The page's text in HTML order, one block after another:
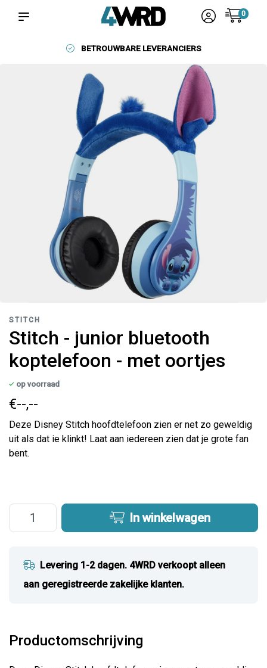
0
BETROUWBARE LEVERANCIERS
STITCH
Stitch - junior bluetooth
koptelefoon - met oortjes
op voorraad
€--,--
Deze Disney Stitch hoofdtelefoon zien er net zo geweldig
uit als dat ie klinkt! Laat aan iedereen zien dat je grote fan
bent.
In winkelwagen
Levering 1-2 dagen. 4WRD verkoopt alleen
aan geregistreerde zakelijke klanten.
Productomschrijving